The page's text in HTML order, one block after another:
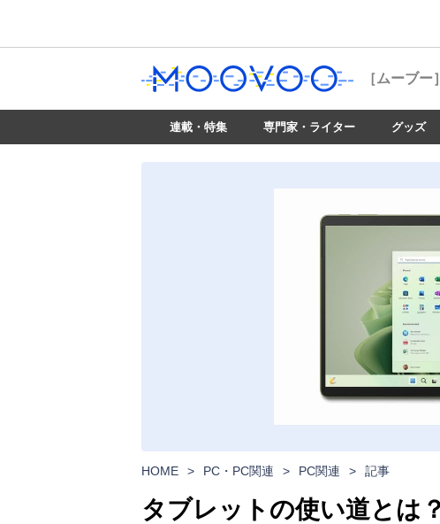
［ムーブー］
連載・特集 専門家・ライター グッズ
HOME > PC・PC関連 > PC関連 > 記事
タブレットの使い道とは